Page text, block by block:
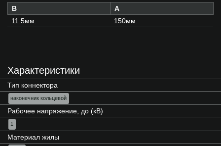
B
A
11.5мм.
150мм.
Характеристики
Тип коннектора
наконечник кольцевой
Рабочее напряжение, до (кВ)
1
Материал жилы